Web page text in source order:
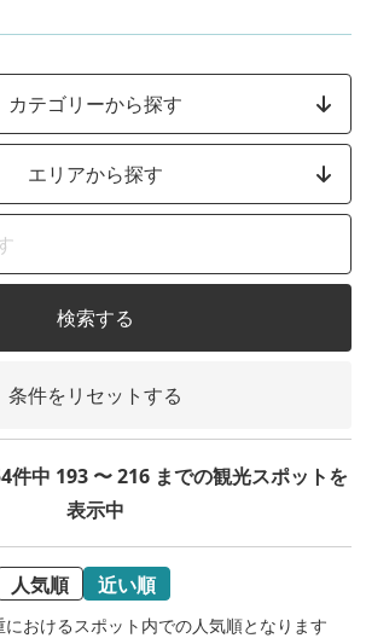
カテゴリーから探す
エリアから探す
検索する
条件をリセットする
件中 193 〜 216 までの観光スポットを
表示中
人気順 近い順
おけるスポット内での人気順となります